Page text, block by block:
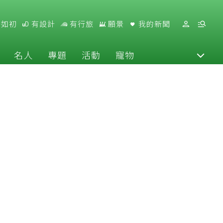
初 有設計 有行旅 願景 我的新聞
名人 專題 活動 寵物